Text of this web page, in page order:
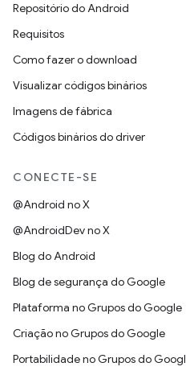
Repositório do Android
Requisitos
Como fazer o download
Visualizar códigos binários
Imagens de fábrica
Códigos binários do driver
CONECTE-SE
@Android no X
@AndroidDev no X
Blog do Android
Blog de segurança do Google
Plataforma no Grupos do Google
Criação no Grupos do Google
Portabilidade no Grupos do